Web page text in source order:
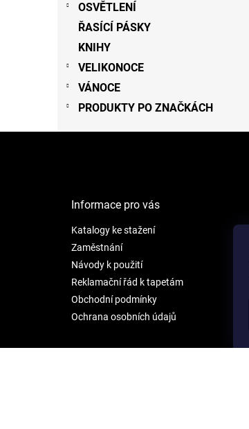
OSVĚTLENÍ
ŘASÍCÍ PÁSKY
KNIHY
VELIKONOCE
VÁNOCE
PRODUKTY PO ZNAČKÁCH
Informace pro vás
Katalogy ke stažení
Zaměstnání
Návody k použití
Reklamační řád k tapetám
Obchodní podmínky
Ochrana osobních údajů